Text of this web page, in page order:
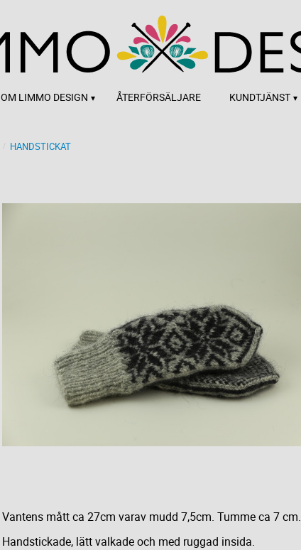
OM LIMMO DESIGN ÅTERFÖRSÄLJARE KUNDTJÄNST
HANDSTICKAT
Vantens mått ca 27cm varav mudd 7,5cm. Tumme ca 7 cm.
Handstickade, lätt valkade och med ruggad insida.